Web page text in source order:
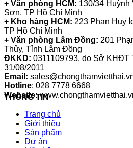
+ Văn phòng HCM: 130/34
Sơn, TP Hồ Chí Minh
+ Kho hàng HCM: 223 Phan Huy
TP Hồ Chí Minh
+ Văn phòng Lâm Đồng: 201
Thủy, Tỉnh Lâm Đồng
ĐKKD: 0311109793, do Sở KHĐT
31/08/2011
Email:
Hotline: 028 7778 6668
Website:
THÔNG TIN
Trang chủ
Giới thiệu
Sản phẩm
Dự án